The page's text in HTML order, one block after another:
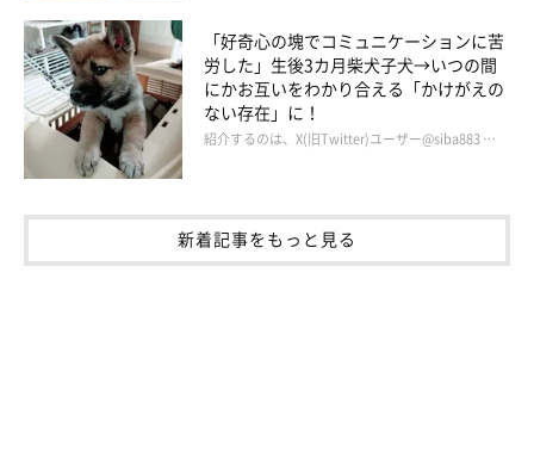
「好奇心の塊でコミュニケーションに苦
労した」生後3カ月柴犬子犬→いつの間
にかお互いをわかり合える「かけがえの
ない存在」に！
紹介するのは、X(旧Twitter)ユーザー@siba883 …
新着記事をもっと見る